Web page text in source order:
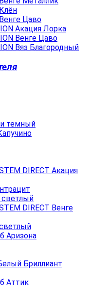
Цаво
Акация Лорка
Венге Цаво
Вяз Благородный
темный
DIRECT Акация
DIRECT Венге
Аризона
Бриллиант
Аттик